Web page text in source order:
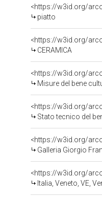
<https://w3id.org/
piatto
<https://w3id.org/
CERAMICA
<https://w3id.org/
Misure del bene
<https://w3id.org/
Stato tecnico del
<https://w3id.org/
Galleria Giorgio
<https://w3id.org/
Italia, Veneto, VE,